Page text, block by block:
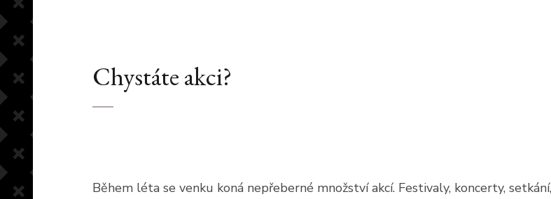
Chystáte akci?
Během léta se venku koná nepřeberné množství akcí. Festivaly, koncerty,